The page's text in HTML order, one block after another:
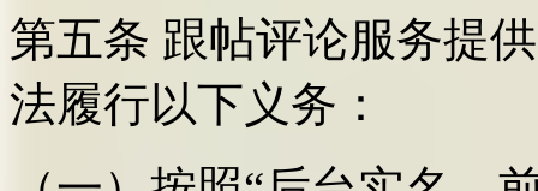
第五条 跟帖评论服务提
法履行以下义务：